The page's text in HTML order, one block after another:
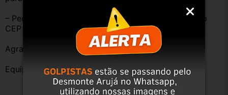
– Peças que não tem opção de envio, favor deixar o
CEP na área de perguntas para realizar cotação.
Agradecemos a preferência!
Equipe DESMONTE ARUJÁ.